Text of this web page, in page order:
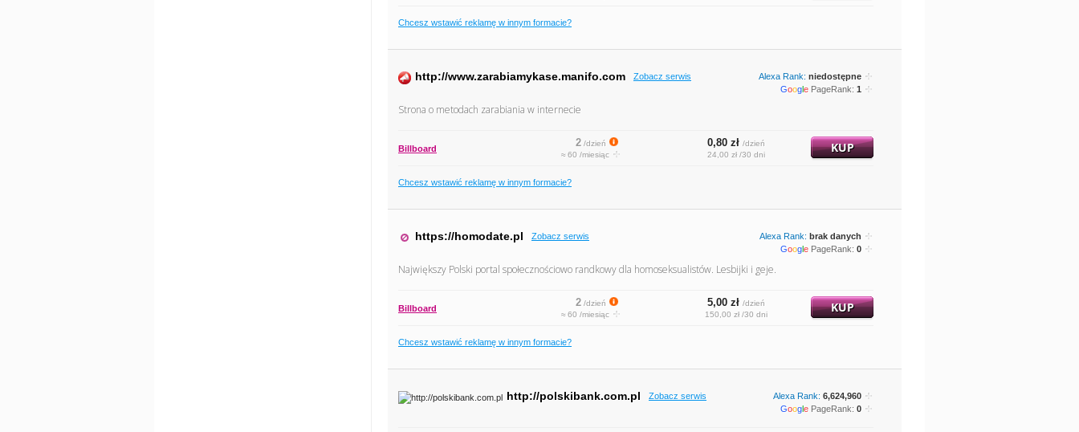
Chcesz wstawić reklamę w innym formacie?
http://www.zarabiamykase.manifo.com Zobacz serwis Alexa Rank: niedostępne
Google PageRank: 1
Strona o metodach zarabiania w internecie
Billboard 2 /dzień
≈ 60 /miesiąc
0,80 zł /dzień
24,00 zł /30 dni
KUP
Chcesz wstawić reklamę w innym formacie?
https://homodate.pl Zobacz serwis Alexa Rank: brak danych
Google PageRank: 0
Największy Polski portal społecznościowo randkowy dla homoseksualistów. Lesbijki i geje.
Billboard 2 /dzień
≈ 60 /miesiąc
5,00 zł /dzień
150,00 zł /30 dni
KUP
Chcesz wstawić reklamę w innym formacie?
http://polskibank.com.pl Zobacz serwis Alexa Rank: 6,624,960
Google PageRank: 0